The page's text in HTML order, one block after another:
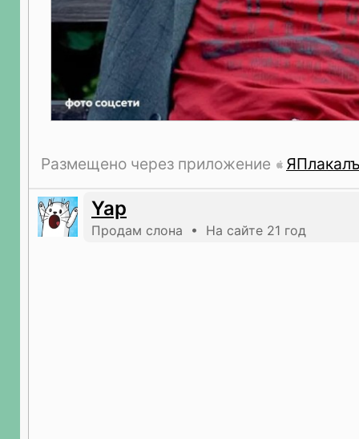
Размещено через приложение
Yap
Продам слона • На сайте 21 год